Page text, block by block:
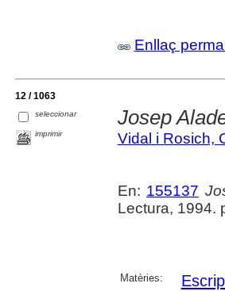
Enllaç
12 / 1063
seleccionar
imprimir
Josep
Vidal i Rosich,
En: 155137
Lectura, 1994.
Matèries: